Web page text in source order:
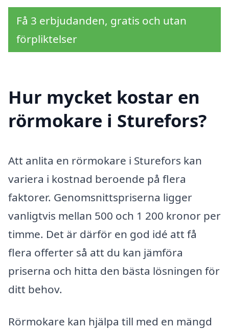
Få 3 erbjudanden, gratis och utan
förpliktelser
Hur mycket kostar en
rörmokare i Sturefors?
Att anlita en rörmokare i Sturefors kan
variera i kostnad beroende på flera
faktorer. Genomsnittspriserna ligger
vanligtvis mellan 500 och 1 200 kronor per
timme. Det är därför en god idé att få
flera offerter så att du kan jämföra
priserna och hitta den bästa lösningen för
ditt behov.
Rörmokare kan hjälpa till med en mängd